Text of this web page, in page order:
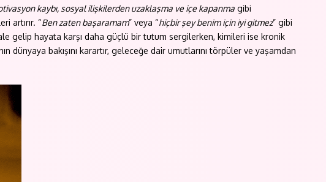
kaybı, sosyal ilişkilerden uzaklaşma ve içe kapanma gibi
artırır. “Ben zaten başaramam” veya “hiçbir şey benim için iyi gitmez” gibi
gelip hayata karşı daha güçlü bir tutum sergilerken, kimileri ise kronik
bakışını karartır, geleceğe dair umutlarını törpüler ve yaşamdan